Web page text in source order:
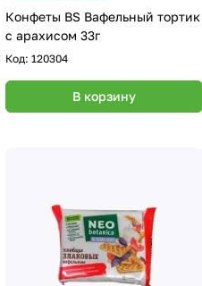
Конфеты BS Вафельный тортик
с арахисом 33г
Код: 120304
В корзину